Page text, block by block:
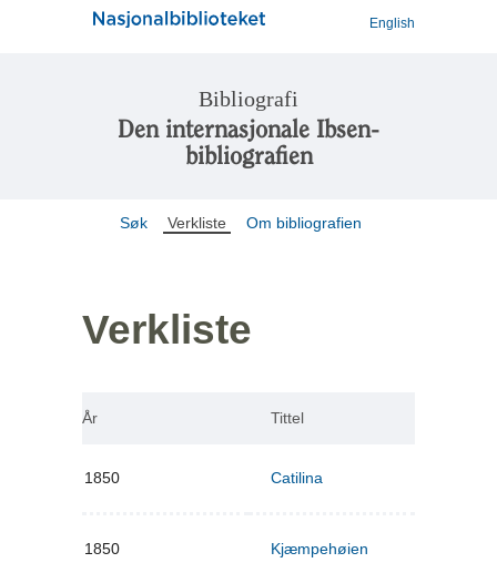
English
Bibliografi
Den internasjonale Ibsen-
bibliografien
Søk Verkliste Om bibliografien
Verkliste
År Tittel
1850 Catilina
1850 Kjæmpehøien